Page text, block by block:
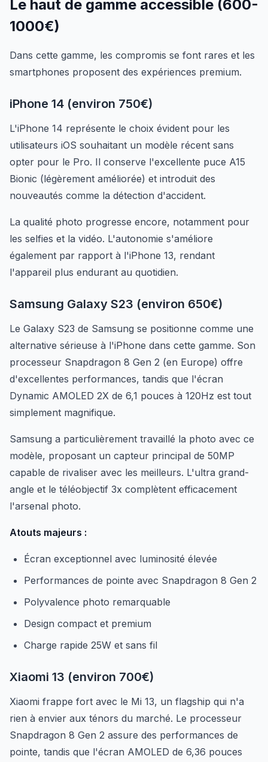
Le haut de gamme accessible (600-
1000€)
Dans cette gamme, les compromis se font rares et les
smartphones proposent des expériences premium.
iPhone 14 (environ 750€)
L'iPhone 14 représente le choix évident pour les
utilisateurs iOS souhaitant un modèle récent sans
opter pour le Pro. Il conserve l'excellente puce A15
Bionic (légèrement améliorée) et introduit des
nouveautés comme la détection d'accident.
La qualité photo progresse encore, notamment pour
les selfies et la vidéo. L'autonomie s'améliore
également par rapport à l'iPhone 13, rendant
l'appareil plus endurant au quotidien.
Samsung Galaxy S23 (environ 650€)
Le Galaxy S23 de Samsung se positionne comme une
alternative sérieuse à l'iPhone dans cette gamme. Son
processeur Snapdragon 8 Gen 2 (en Europe) offre
d'excellentes performances, tandis que l'écran
Dynamic AMOLED 2X de 6,1 pouces à 120Hz est tout
simplement magnifique.
Samsung a particulièrement travaillé la photo avec ce
modèle, proposant un capteur principal de 50MP
capable de rivaliser avec les meilleurs. L'ultra grand-
angle et le téléobjectif 3x complètent efficacement
l'arsenal photo.
Atouts majeurs :
Écran exceptionnel avec luminosité élevée
Performances de pointe avec Snapdragon 8 Gen 2
Polyvalence photo remarquable
Design compact et premium
Charge rapide 25W et sans fil
Xiaomi 13 (environ 700€)
Xiaomi frappe fort avec le Mi 13, un flagship qui n'a
rien à envier aux ténors du marché. Le processeur
Snapdragon 8 Gen 2 assure des performances de
pointe, tandis que l'écran AMOLED de 6,36 pouces